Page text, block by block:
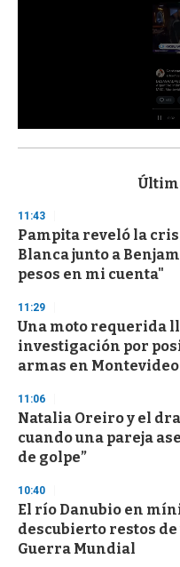
s
d
s
o
f
3
s
e
c
o
n
11:43
Pampita reveló la
Blanca junto a
pesos en mi cuenta"
11:29
Una moto requerida
investigación por
armas en Montevideo
11:06
Natalia Oreiro y el
cuando una pareja
de golpe”
10:40
El río Danubio en
descubierto restos de
Guerra Mundial